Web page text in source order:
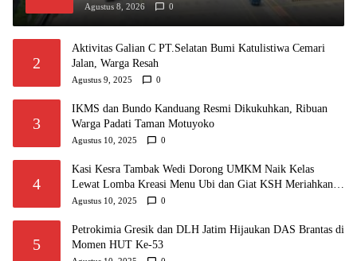
Agustus 8, 2026 0
2
Aktivitas Galian C PT.Selatan Bumi Katulistiwa Cemari
Jalan, Warga Resah
Agustus 9, 2025 0
3
IKMS dan Bundo Kanduang Resmi Dikukuhkan, Ribuan
Warga Padati Taman Motuyoko
Agustus 10, 2025 0
4
Kasi Kesra Tambak Wedi Dorong UMKM Naik Kelas
Lewat Lomba Kreasi Menu Ubi dan Giat KSH Meriahkan
HUT RI
Agustus 10, 2025 0
5
Petrokimia Gresik dan DLH Jatim Hijaukan DAS Brantas di
Momen HUT Ke-53